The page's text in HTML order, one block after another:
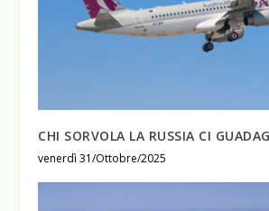
CHI SORVOLA LA RUSSIA CI
venerdì 31/Ottobre/2025